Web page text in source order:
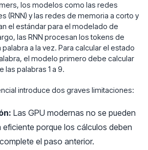
los modelos como las redes
(RNN) y las redes de memoria a corto y
el estándar para el modelado de
las RNN procesan los tokens de
a la vez. Para calcular el estado
el modelo primero debe calcular
las palabras 1 a 9.
introduce dos graves limitaciones:
Las GPU modernas no se pueden
eficiente porque los cálculos deben
el paso anterior.